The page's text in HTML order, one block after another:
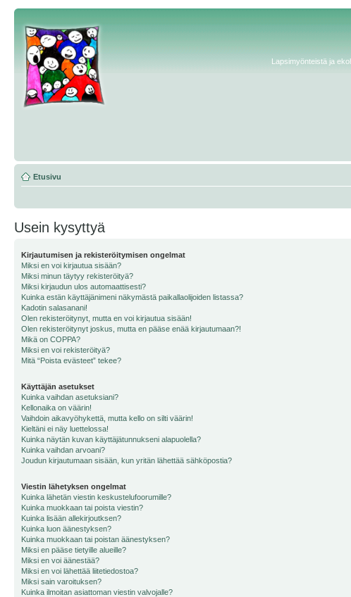
Lapsimyönteistä ja
Etusivu
Usein kysyttyä
Kirjautumisen ja rekisteröitymisen ongelmat
Miksi en voi kirjautua sisään?
Miksi minun täytyy rekisteröityä?
Miksi kirjaudun ulos automaattisesti?
Kuinka estän käyttäjänimeni näkymästä paikallaolijoiden listassa?
Kadotin salasanani!
Olen rekisteröitynyt, mutta en voi kirjautua sisään!
Olen rekisteröitynyt joskus, mutta en pääse enää kirjautumaan?!
Mikä on COPPA?
Miksi en voi rekisteröityä?
Mitä “Poista evästeet” tekee?
Käyttäjän asetukset
Kuinka vaihdan asetuksiani?
Kellonaika on väärin!
Vaihdoin aikavyöhykettä, mutta kello on silti väärin!
Kieltäni ei näy luettelossa!
Kuinka näytän kuvan käyttäjätunnukseni alapuolella?
Kuinka vaihdan arvoani?
Joudun kirjautumaan sisään, kun yritän lähettää sähköpostia?
Viestin lähetyksen ongelmat
Kuinka lähetän viestin keskustelufoorumille?
Kuinka muokkaan tai poista viestin?
Kuinka lisään allekirjoutksen?
Kuinka luon äänestyksen?
Kuinka muokkaan tai poistan äänestyksen?
Miksi en pääse tietyille alueille?
Miksi en voi äänestää?
Miksi en voi lähettää liitetiedostoa?
Miksi sain varoituksen?
Kuinka ilmoitan asiattoman viestin valvojalle?